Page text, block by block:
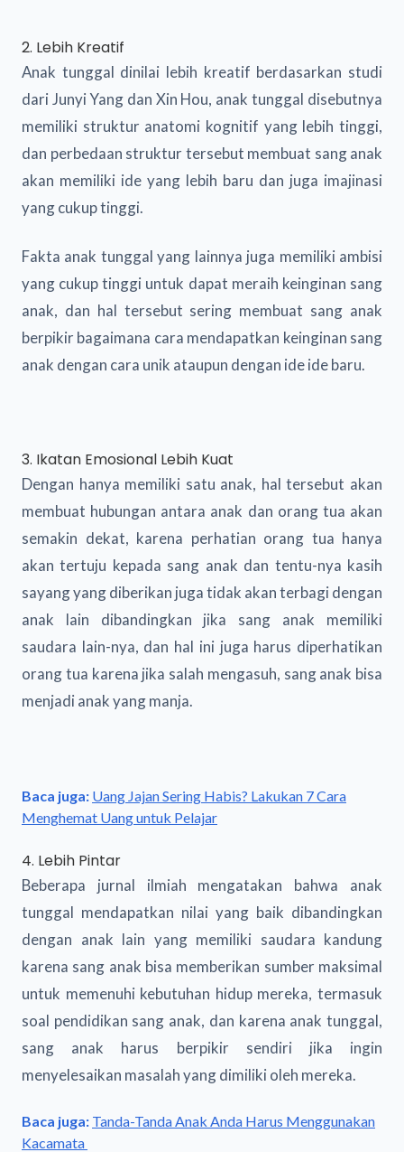
2. Lebih Kreatif
Anak tunggal dinilai lebih kreatif berdasarkan studi
dari Junyi Yang dan Xin Hou, anak tunggal disebutnya
memiliki struktur anatomi kognitif yang lebih tinggi,
dan perbedaan struktur tersebut membuat sang anak
akan memiliki ide yang lebih baru dan juga imajinasi
yang cukup tinggi.
Fakta anak tunggal yang lainnya juga memiliki ambisi
yang cukup tinggi untuk dapat meraih keinginan sang
anak, dan hal tersebut sering membuat sang anak
berpikir bagaimana cara mendapatkan keinginan sang
anak dengan cara unik ataupun dengan ide ide baru.
3. Ikatan Emosional Lebih Kuat
Dengan hanya memiliki satu anak, hal tersebut akan
membuat hubungan antara anak dan orang tua akan
semakin dekat, karena perhatian orang tua hanya
akan tertuju kepada sang anak dan tentu-nya kasih
sayang yang diberikan juga tidak akan terbagi dengan
anak lain dibandingkan jika sang anak memiliki
saudara lain-nya, dan hal ini juga harus diperhatikan
orang tua karena jika salah mengasuh, sang anak bisa
menjadi anak yang manja.
Baca juga: Uang Jajan Sering Habis? Lakukan 7 Cara
Menghemat Uang untuk Pelajar
4. Lebih Pintar
Beberapa jurnal ilmiah mengatakan bahwa anak
tunggal mendapatkan nilai yang baik dibandingkan
dengan anak lain yang memiliki saudara kandung
karena sang anak bisa memberikan sumber maksimal
untuk memenuhi kebutuhan hidup mereka, termasuk
soal pendidikan sang anak, dan karena anak tunggal,
sang anak harus berpikir sendiri jika ingin
menyelesaikan masalah yang dimiliki oleh mereka.
Baca juga: Tanda-Tanda Anak Anda Harus Menggunakan
Kacamata